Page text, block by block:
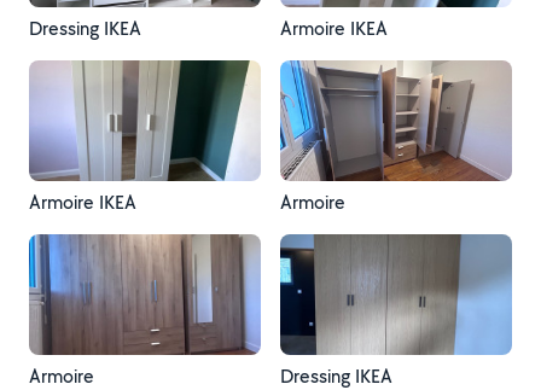
Dressing IKEA Armoire IKEA
Armoire IKEA Armoire
Armoire Dressing IKEA